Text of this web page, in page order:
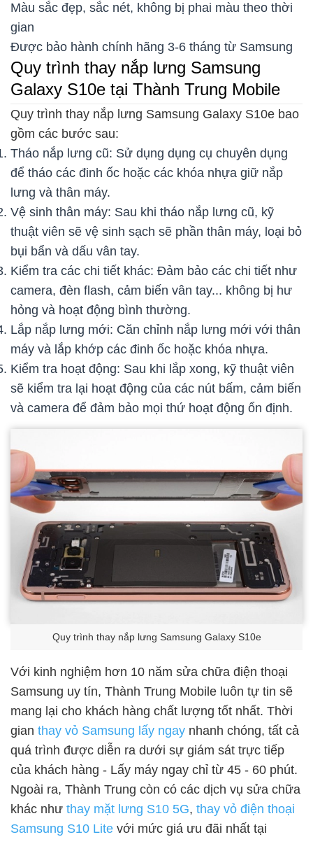
Màu sắc đẹp, sắc nét, không bị phai màu theo thời
gian
Được bảo hành chính hãng 3-6 tháng từ Samsung
Quy trình thay nắp lưng Samsung
Galaxy S10e tại Thành Trung Mobile
Quy trình thay nắp lưng Samsung Galaxy S10e bao
gồm các bước sau:
Tháo nắp lưng cũ: Sử dụng dụng cụ chuyên dụng
để tháo các đinh ốc hoặc các khóa nhựa giữ nắp
lưng và thân máy.
Vệ sinh thân máy: Sau khi tháo nắp lưng cũ, kỹ
thuật viên sẽ vệ sinh sạch sẽ phần thân máy, loại bỏ
bụi bẩn và dấu vân tay.
Kiểm tra các chi tiết khác: Đảm bảo các chi tiết như
camera, đèn flash, cảm biến vân tay... không bị hư
hỏng và hoạt động bình thường.
Lắp nắp lưng mới: Căn chỉnh nắp lưng mới với thân
máy và lắp khớp các đinh ốc hoặc khóa nhựa.
Kiểm tra hoạt động: Sau khi lắp xong, kỹ thuật viên
sẽ kiểm tra lại hoạt động của các nút bấm, cảm biến
và camera để đảm bảo mọi thứ hoạt động ổn định.
Quy trình thay nắp lưng Samsung Galaxy S10e
Với kinh nghiệm hơn 10 năm sửa chữa điện thoại
Samsung uy tín, Thành Trung Mobile luôn tự tin sẽ
mang lại cho khách hàng chất lượng tốt nhất. Thời
gian thay vỏ Samsung lấy ngay nhanh chóng, tất cả
quá trình được diễn ra dưới sự giám sát trực tiếp
của khách hàng - Lấy máy ngay chỉ từ 45 - 60 phút.
Ngoài ra, Thành Trung còn có các dịch vụ sửa chữa
khác như thay mặt lưng S10 5G, thay vỏ điện thoại
Samsung S10 Lite với mức giá ưu đãi nhất tại